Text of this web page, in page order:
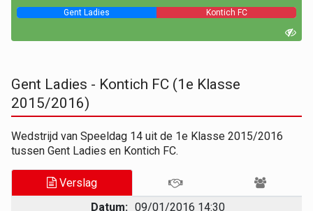
Gent Ladies Kontich FC
Gent Ladies - Kontich FC (1e Klasse
2015/2016)
Wedstrijd van Speeldag 14 uit de 1e Klasse 2015/2016
tussen Gent Ladies en Kontich FC.
Verslag
Datum: 09/01/2016 14:30